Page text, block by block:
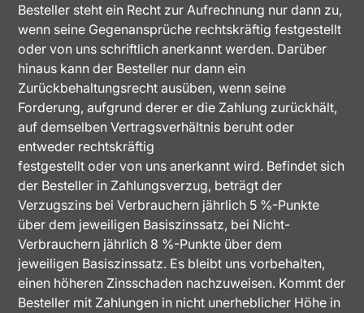
Besteller steht ein Recht zur Aufrechnung nur dann zu,
wenn seine Gegenansprüche rechtskräftig festgestellt
oder von uns schriftlich anerkannt werden. Darüber
hinaus kann der Besteller nur dann ein
Zurückbehaltungsrecht ausüben, wenn seine
Forderung, aufgrund derer er die Zahlung zurückhält,
auf demselben Vertragsverhältnis beruht oder
entweder rechtskräftig
festgestellt oder von uns anerkannt wird. Befindet sich
der Besteller in Zahlungsverzug, beträgt der
Verzugszins bei Verbrauchern jährlich 5 %-Punkte
über dem jeweiligen Basiszinssatz, bei Nicht-
Verbrauchern jährlich 8 %-Punkte über dem
jeweiligen Basiszinssatz. Es bleibt uns vorbehalten,
einen höheren Zinsschaden nachzuweisen. Kommt der
Besteller mit Zahlungen in nicht unerheblicher Höhe in